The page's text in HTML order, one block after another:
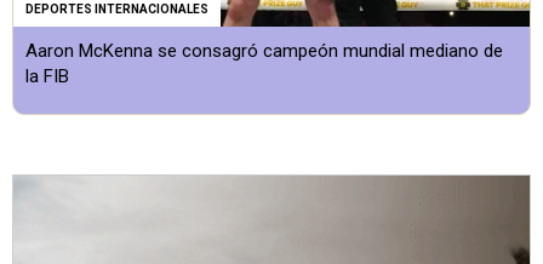
DEPORTES INTERNACIONALES
Aaron McKenna se consagró campeón mundial mediano de
la FIB